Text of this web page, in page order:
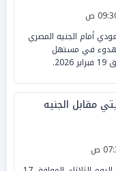
أمام الجنيه المصري
في مستهل
مقابل الجنيه